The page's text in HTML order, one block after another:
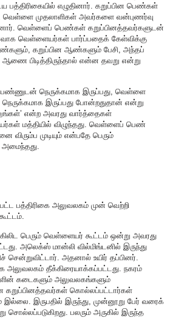
எழுதினார். கறுப்பின பெண்கள்
வெள்ளை முதலாளிகள் அவர்களை வன்புணர்வு
வெள்ளைப் பெண்கள் கறுப்பினத்தவர்களுடன்
வெள்ளையர்கள் பார்ப்பதைக் கேள்விக்கு
கறுப்பின ஆண்களும் பேசி, அந்தப்
பிடித்திருந்தால் என்ன தவறு என்று
நெருக்கமாக இருப்பது, வெள்ளை
இருப்பது போன்றதுதான் என்று
என்ற அவரது வார்த்தைகள்
மத்தியில் விழுந்தது. வெள்ளைப் பெண்
விரும்ப முடியும் என்பதே பெரும்
பத்திரிகை அலுவலகம் முன் வெற்றி
பெரும் வெள்ளையர் கூட்டம் ஒன்று அவரது
அலெக்ஸ் மான்லி வில்மிங்டனில் இருந்து
சென்றுவிட்டார். அதனால் உயிர் தப்பினர்.
அலுவலகம் தீக்கிரையாக்கப்பட்டது. நகரம்
கடைகளும் அலுவலகங்களும்
கறுப்பினத்தவர்கள் கொல்லப்பட்டார்கள்
இல்லை. இருபதில் இருந்து, முன்னூறு பேர் வரைக்
சொல்லப்படுகிறது. பலரும் அருகில் இருந்த